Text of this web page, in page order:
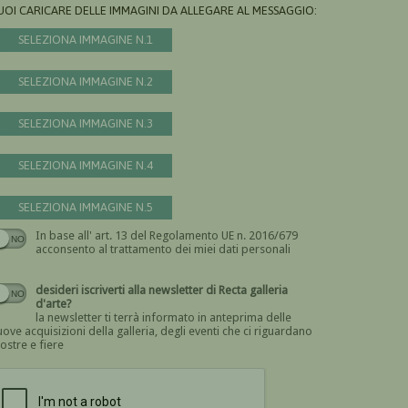
CARICARE DELLE IMMAGINI DA ALLEGARE AL MESSAGGIO:
SELEZIONA IMMAGINE N.1
SELEZIONA IMMAGINE N.2
SELEZIONA IMMAGINE N.3
SELEZIONA IMMAGINE N.4
SELEZIONA IMMAGINE N.5
In base all' art. 13 del Regolamento UE n. 2016/679
acconsento al trattamento dei miei dati personali
Devi dare il consenso
desideri iscriverti alla newsletter di Recta galleria
d'arte?
la newsletter ti terrà informato in anteprima delle
acquisizioni della galleria, degli eventi che ci riguardano
e fiere